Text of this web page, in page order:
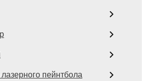
пейнтбола